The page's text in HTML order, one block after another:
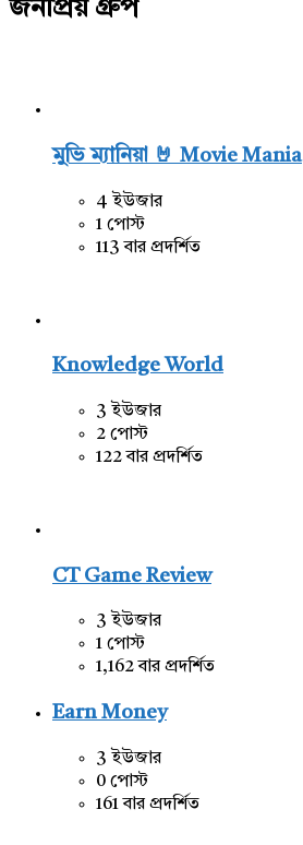
জনপ্রিয় গ্রুপ
মুভি ম্যানিয়া 🤘 Movie Mania
4 ইউজার
1 পোস্ট
113 বার প্রদর্শিত
Knowledge World
3 ইউজার
2 পোস্ট
122 বার প্রদর্শিত
CT Game Review
3 ইউজার
1 পোস্ট
1,162 বার প্রদর্শিত
Earn Money
3 ইউজার
0 পোস্ট
161 বার প্রদর্শিত